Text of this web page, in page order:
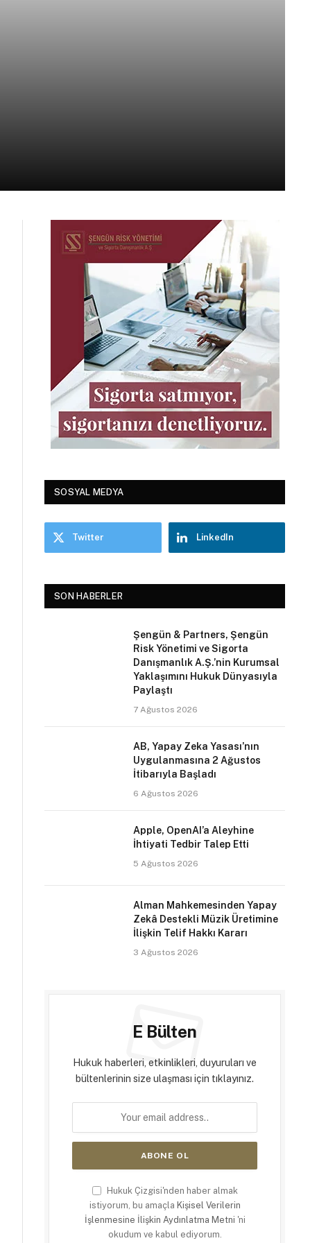
SOSYAL MEDYA
Twitter LinkedIn
SON HABERLER
Şengün & Partners, Şengün
Risk Yönetimi ve Sigorta
Danışmanlık A.Ş.’nin Kurumsal
Yaklaşımını Hukuk Dünyasıyla
Paylaştı
7 Ağustos 2026
AB, Yapay Zeka Yasası’nın
Uygulanmasına 2 Ağustos
İtibarıyla Başladı
6 Ağustos 2026
Apple, OpenAI’a Aleyhine
İhtiyati Tedbir Talep Etti
5 Ağustos 2026
Alman Mahkemesinden Yapay
Zekâ Destekli Müzik Üretimine
İlişkin Telif Hakkı Kararı
3 Ağustos 2026
E Bülten
Hukuk haberleri, etkinlikleri, duyuruları ve
bültenlerinin size ulaşması için tıklayınız.
Hukuk Çizgisi'nden haber almak
istiyorum, bu amaçla Kişisel Verilerin
İşlenmesine İlişkin Aydınlatma Metni 'ni
okudum ve kabul ediyorum.